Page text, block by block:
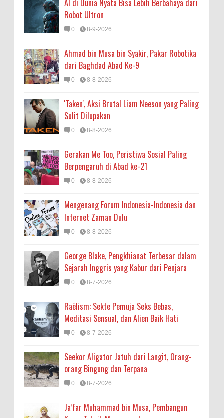
AI di Dunia Nyata Bisa Lebih Berbahaya dari
Robot Ultron
0 8-9-2026
Ahmad bin Musa bin Syakir, Pakar Robotika
dari Baghdad Abad Ke-9
0 8-8-2026
'Taken', Aksi Brutal Liam Neeson yang Paling
Sulit Dilupakan
0 8-8-2026
Gerakan Me Too, Peristiwa Sosial Paling
Berpengaruh di Abad ke-21
0 8-8-2026
Mengenang Forum Indonesia-Indonesia dan
Internet Zaman Dulu
0 8-8-2026
George Blake, Pengkhianat Terbesar dalam
Sejarah Inggris yang Kabur dari Penjara
0 8-7-2026
Raëlism: Sekte Pemuja Seks Bebas,
Meditasi Sensual, dan Alien Baik Hati
0 8-7-2026
Seekor Aligator Jatuh dari Langit, Orang-
orang Bingung dan Terpana
0 8-7-2026
Ja’far Muhammad bin Musa, Pembangun